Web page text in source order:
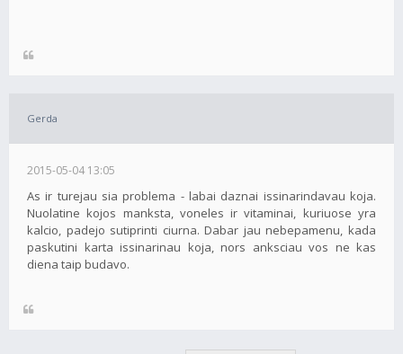
Gerda
2015-05-04 13:05
As ir turejau sia problema - labai daznai issinarindavau koja.
Nuolatine kojos manksta, voneles ir vitaminai, kuriuose yra
kalcio, padejo sutiprinti ciurna. Dabar jau nebepamenu, kada
paskutini karta issinarinau koja, nors anksciau vos ne kas
diena taip budavo.